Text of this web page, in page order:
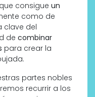
consigue un
como de
clave del
de combinar
para crear la
partes nobles
recurrir a los